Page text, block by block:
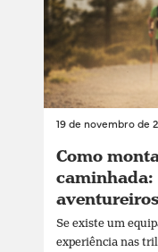
19 de novembro de
Como
aventureiros
Se existe um
experiência nas